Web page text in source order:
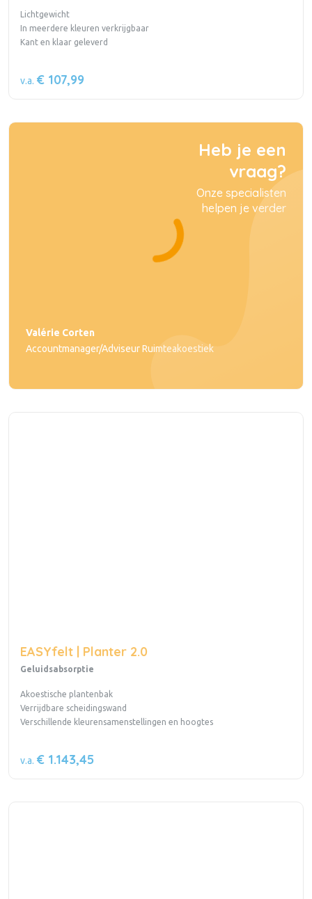
Lichtgewicht
In meerdere kleuren verkrijgbaar
Kant en klaar geleverd
v.a. € 107,99
Heb je een
vraag?
Onze specialisten
helpen je verder
Valérie Corten
Accountmanager/Adviseur Ruimteakoestiek
EASYfelt | Planter 2.0
Geluidsabsorptie
Akoestische plantenbak
Verrijdbare scheidingswand
Verschillende kleurensamenstellingen en hoogtes
v.a. € 1.143,45